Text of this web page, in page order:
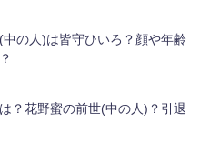
の人)は皆守ひいろ？顔や年齢
？花野蜜の前世(中の人)？引退